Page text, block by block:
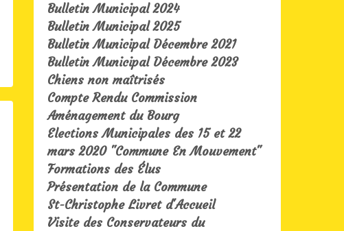
Bulletin Municipal 2024
Bulletin Municipal 2025
Bulletin Municipal Décembre 2021
Bulletin Municipal Décembre 2023
Chiens non maîtrisés
Compte Rendu Commission
Aménagement du Bourg
Elections Municipales des 15 et 22
mars 2020 "Commune En Mouvement"
Formations des Élus
Présentation de la Commune
St-Christophe Livret d'Accueil
Visite des Conservateurs du